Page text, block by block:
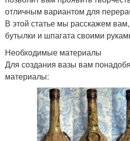
отличным вариантом для
В этой статье мы расскажем вам,
бутылки и шпагата своими
Необходимые материалы
Для создания вазы вам
материалы: